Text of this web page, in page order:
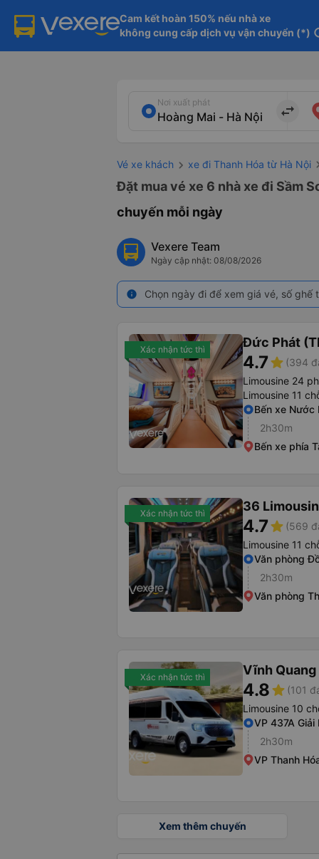
Cam kết hoàn 150% nếu nhà xe
không cung cấp dịch vụ vận chuyển (*)
Nơi xuất phát
import_export
Vé xe khách xe đi Thanh Hóa từ Hà Nội
Đặt mua vé xe 6 nhà xe đi Sầm
chuyến mỗi ngày
Vexere Team
Ngày cập nhật: 08/08/2026
info Chọn ngày đi để xem giá vé, số
Xác nhận tức thì Đức Phát
4.7star (394
Limousine 24
Limousine 11
Bến xe Nước
2h30m
Bến xe phía
Xác nhận tức thì 36
4.7star (569
Limousine 11
Văn phòng
2h30m
Văn phòng
Xác nhận tức thì Vĩnh Quang
4.8star (101
Limousine 10
VP 437A Giải
2h30m
VP Thanh
Xem thêm chuyến